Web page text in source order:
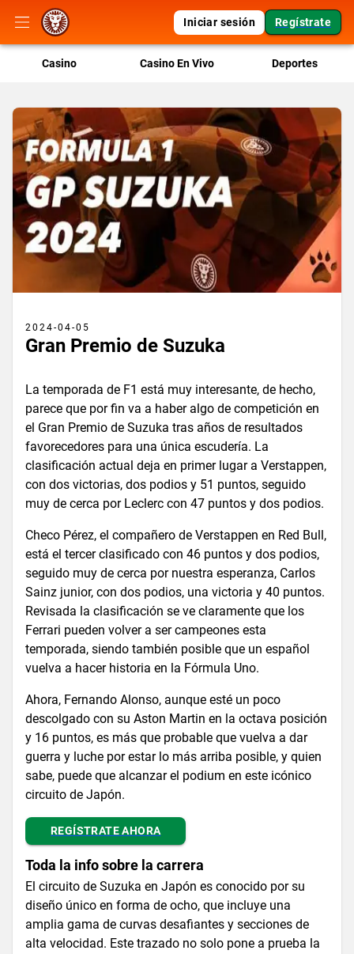
Iniciar sesión Regístrate
Casino Casino En Vivo Deportes
2024-04-05
Gran Premio de Suzuka
La temporada de F1 está muy interesante, de hecho,
parece que por fin va a haber algo de competición en
el Gran Premio de Suzuka tras años de resultados
favorecedores para una única escudería. La
clasificación actual deja en primer lugar a Verstappen,
con dos victorias, dos podios y 51 puntos, seguido
muy de cerca por Leclerc con 47 puntos y dos podios.
Checo Pérez, el compañero de Verstappen en Red Bull,
está el tercer clasificado con 46 puntos y dos podios,
seguido muy de cerca por nuestra esperanza, Carlos
Sainz junior, con dos podios, una victoria y 40 puntos.
Revisada la clasificación se ve claramente que los
Ferrari pueden volver a ser campeones esta
temporada, siendo también posible que un español
vuelva a hacer historia en la Fórmula Uno.
Ahora, Fernando Alonso, aunque esté un poco
descolgado con su Aston Martin en la octava posición
y 16 puntos, es más que probable que vuelva a dar
guerra y luche por estar lo más arriba posible, y quien
sabe, puede que alcanzar el podium en este icónico
circuito de Japón.
REGÍSTRATE AHORA
Toda la info sobre la carrera
El circuito de Suzuka en Japón es conocido por su
diseño único en forma de ocho, que incluye una
amplia gama de curvas desafiantes y secciones de
alta velocidad. Este trazado no solo pone a prueba la